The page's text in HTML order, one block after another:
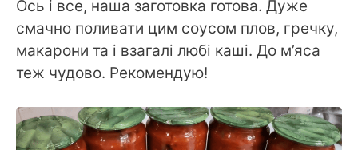
Ось і все, наша заготовка готова. Дуже
смачно поливати цим соусом плов, гречку,
макарони та і взагалі любі каші. До м’яса
теж чудово. Рекомендую!